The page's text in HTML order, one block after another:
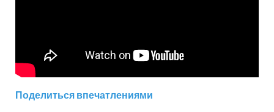
Поделиться впечатлениями